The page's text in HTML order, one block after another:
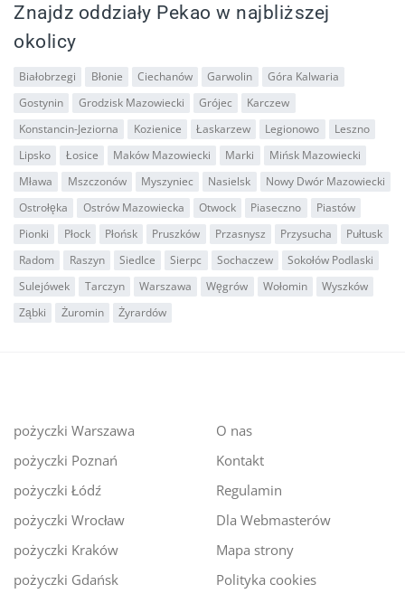
Znajdz oddziały Pekao w najbliższej
okolicy
Białobrzegi Błonie Ciechanów Garwolin
Góra Kalwaria
Gostynin
Grodzisk Mazowiecki Grójec
Karczew
Konstancin-Jeziorna
Kozienice Łaskarzew Legionowo
Leszno
Lipsko
Łosice Maków Mazowiecki Marki
Mińsk Mazowiecki
Mława
Mszczonów Myszyniec Nasielsk
Nowy Dwór Mazowiecki
Ostrołęka
Ostrów Mazowiecka Otwock Piaseczno
Piastów
Pionki
Płock Płońsk Pruszków Przasnysz Przysucha
Pułtusk
Radom
Raszyn Siedlce Sierpc Sochaczew
Sokołów Podlaski
Sulejówek
Tarczyn Warszawa Węgrów Wołomin
Wyszków
Ząbki
Żuromin Żyrardów
pożyczki Warszawa
pożyczki Poznań
pożyczki Łódź
pożyczki Wrocław
pożyczki Kraków
pożyczki Gdańsk
O nas
Kontakt
Regulamin
Dla Webmasterów
Mapa strony
Polityka cookies